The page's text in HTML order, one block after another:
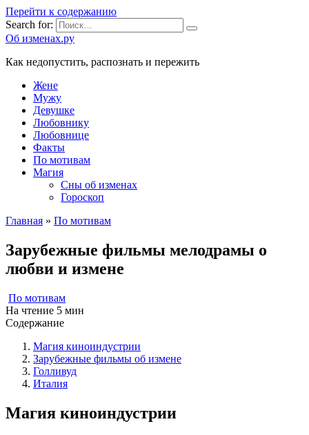
Перейти к содержанию
Search for:
Об изменах.ру
Как недопустить, распознать и пережить
Жене
Мужу
Девушке
Любовнику
Любовнице
Факты
По мотивам
Магия
Сны об изменах
Гороскоп
Главная » По мотивам
Зарубежные фильмы мелодрамы о
любви и измене
По мотивам
На чтение 5 мин
Содержание
Магия киноиндустрии
Зарубежные фильмы об измене
Голливуд
Италия
Магия киноиндустрии